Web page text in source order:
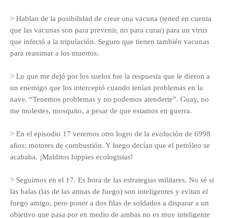
> Hablan de la posibilidad de crear una vacuna (tened en cuenta
que las vacunas son para prevenir, no para curar) para un virus
que infectó a la tripulación. Seguro que tienen también vacunas
para reanimar a los muertos.
> Lo que me dejó por los suelos fue la respuesta que le dieron a
un enemigo que los interceptó cuando tenían problemas en la
nave. “Tenemos problemas y no podemos atenderte”. Guay, no
me molestes, mosquito, a pesar de que estamos en guerra.
> En el episodio 17 veremos otro logro de la evolución de 6998
años: motores de combustión. Y luego decían que el petróleo se
acababa. ¡Malditos hippies ecologistas!
> Seguimos en el 17. Es hora de las estrategias militares. No sé si
las balas (las de las armas de fuego) son inteligentes y evitan el
fuego amigo, pero poner a dos filas de soldados a disparar a un
objetivo que pasa por en medio de ambas no es muy inteligente